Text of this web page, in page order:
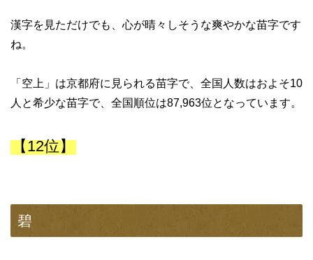
漢字を見ただけでも、心が晴々しそうな爽やかな苗字です
ね。
「空上」は京都府に見られる苗字で、全国人数はおよそ10
人と希少な苗字で、全国順位は87,963位となっています。
【12位】
碧